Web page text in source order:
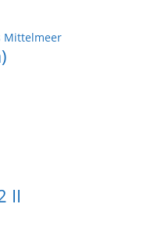
Mittelmeer
II